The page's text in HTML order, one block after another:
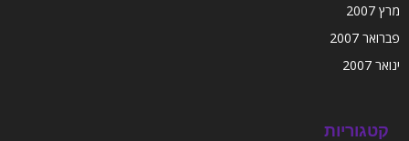
מרץ 2007
פברואר 2007
ינואר 2007
קטגוריות